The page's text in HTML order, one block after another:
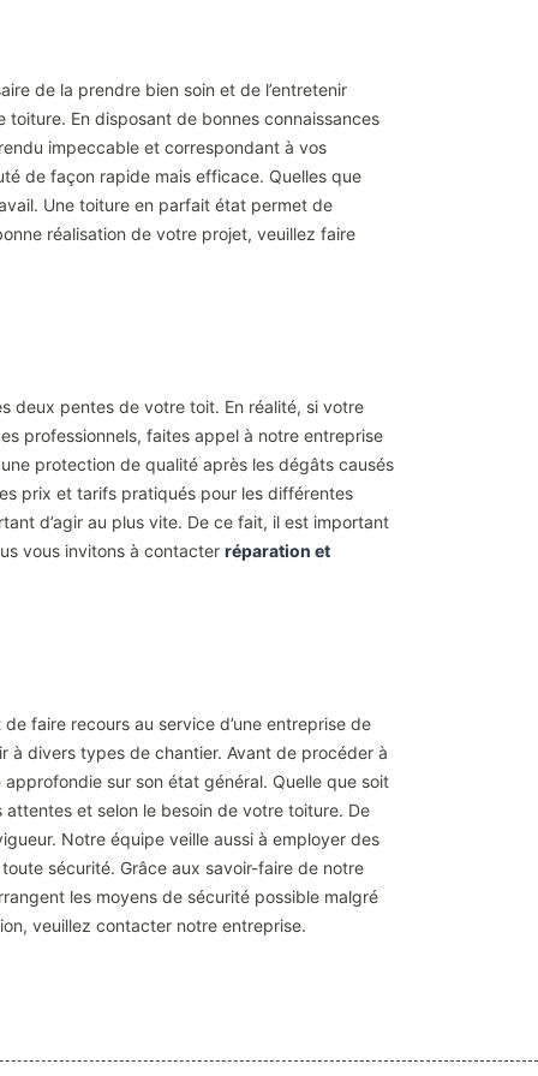
de la prendre bien soin et de l’entretenir
En disposant de bonnes connaissances
impeccable et correspondant à vos
de façon rapide mais efficace. Quelles que
Une toiture en parfait état permet de
réalisation de votre projet, veuillez faire
deux pentes de votre toit. En réalité, si votre
professionnels, faites appel à notre entreprise
protection de qualité après les dégâts causés
prix et tarifs pratiqués pour les différentes
d’agir au plus vite. De ce fait, il est important
vous invitons à contacter réparation et
faire recours au service d’une entreprise de
à divers types de chantier. Avant de procéder à
sur son état général. Quelle que soit
et selon le besoin de votre toiture. De
Notre équipe veille aussi à employer des
sécurité. Grâce aux savoir-faire de notre
les moyens de sécurité possible malgré
veuillez contacter notre entreprise.